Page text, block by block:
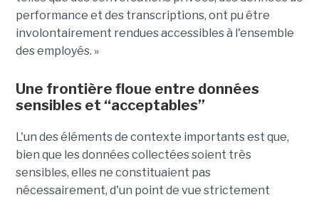
performance et des transcriptions, ont pu être
involontairement rendues accessibles à l'ensemble
des employés. »
Une frontière floue entre données
sensibles et “acceptables”
L'un des éléments de contexte importants est que,
bien que les données collectées soient très
sensibles, elles ne constituaient pas
nécessairement, d'un point de vue strictement